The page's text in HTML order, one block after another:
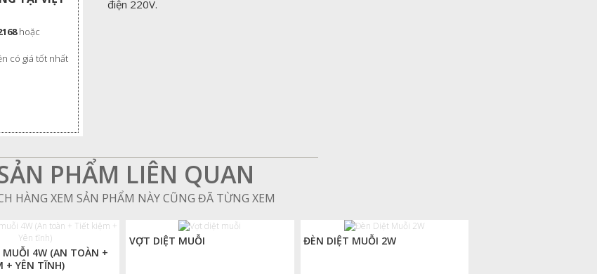
điện 220V.
hoặc
có giá tốt nhất
PHẨM LIÊN QUAN
HÀNG XEM SẢN PHẨM NÀY CŨNG ĐÃ TỪNG XEM
4W (AN TOÀN +
+ YÊN TĨNH)
VỢT DIỆT MUỖI ĐÈN DIỆT MUỖI 2W